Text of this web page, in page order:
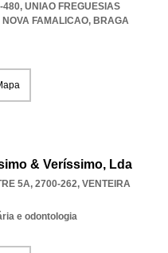
480, UNIAO FREGUESIAS
FAMALICAO, BRAGA
& Veríssimo, Lda
5A, 2700-262, VENTEIRA
e odontologia